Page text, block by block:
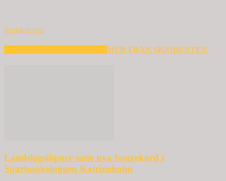
Redaktionen
MER FRÅN SKRIBENTEN
Landslagslöpare satte nya banrekord i
Sparbanksjoggen Katrineholm